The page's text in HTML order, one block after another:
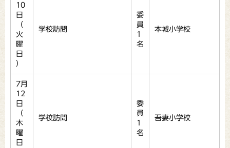
10
日
（
火
曜
日
）
学校訪問
委
員
1
名
本城小学校
7月
12
日
（
木
曜
日
学校訪問
委
員
1
名
吾妻小学校